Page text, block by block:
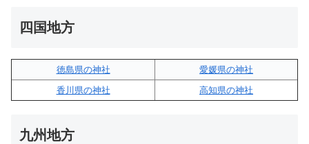
四国地方
徳島県の神社
愛媛県の神社
香川県の神社
高知県の神社
九州地方